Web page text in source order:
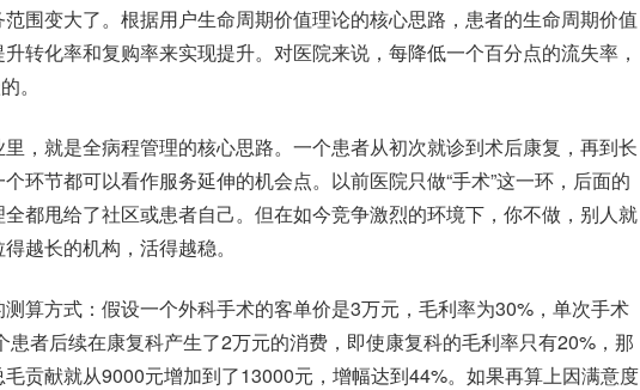
围变大了。根据用户生命周期价值理论的核心思路，患者的生命周期价值
转化率和复购率来实现提升。对医院来说，每降低一个百分点的流失率，
。
就是全病程管理的核心思路。一个患者从初次就诊到术后康复，再到长
环节都可以看作服务延伸的机会点。以前医院只做“手术”这一环，后面的
都甩给了社区或患者自己。但在如今竞争激烈的环境下，你不做，别人就
越长的机构，活得越稳。
方式：假设一个外科手术的客单价是3万元，毛利率为30%，单次手术
患者后续在康复科产生了2万元的消费，即使康复科的毛利率只有20%，那
贡献就从9000元增加到了13000元，增幅达到44%。如果再算上因满意度